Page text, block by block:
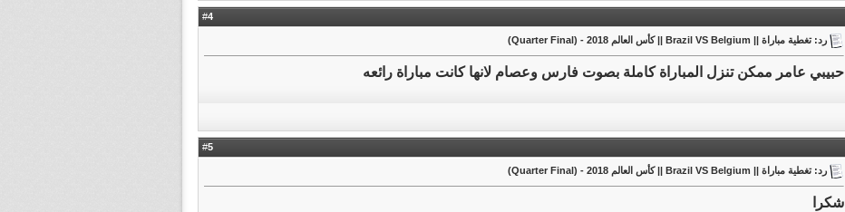
4
رد: تغطية مباراة || Brazil VS Belgium || كأس العالم 2018 - (Quarter Final)
حبيبي عامر ممكن تنزل المباراة كاملة بصوت فارس وعصام لانها كانت مباراة رائعه
5
رد: تغطية مباراة || Brazil VS Belgium || كأس العالم 2018 - (Quarter Final)
شکرا